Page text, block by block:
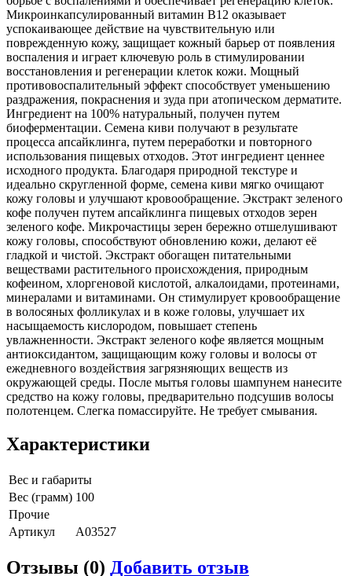
Микроинкапсулированный витамин B12 оказывает
успокаивающее действие на чувствительную или
поврежденную кожу, защищает кожный барьер от появления
воспаления и играет ключевую роль в стимулировании
восстановления и регенерации клеток кожи. Мощный
противовоспалительный эффект способствует уменьшению
раздражения, покраснения и зуда при атопическом дерматите.
Ингредиент на 100% натуральный, получен путем
биоферментации. Семена киви получают в результате
процесса апсайклинга, путем переработки и повторного
использования пищевых отходов. Этот ингредиент ценнее
исходного продукта. Благодаря природной текстуре и
идеально скругленной форме, семена киви мягко очищают
кожу головы и улучшают кровообращение. Экстракт зеленого
кофе получен путем апсайклинга пищевых отходов зерен
зеленого кофе. Микрочастицы зерен бережно отшелушивают
кожу головы, способствуют обновлению кожи, делают её
гладкой и чистой. Экстракт обогащен питательными
веществами растительного происхождения, природным
кофеином, хлоргеновой кислотой, алкалоидами, протеинами,
минералами и витаминами. Он стимулирует кровообращение
в волосяных фолликулах и в коже головы, улучшает их
насыщаемость кислородом, повышает степень
увлажненности. Экстракт зеленого кофе является мощным
антиоксидантом, защищающим кожу головы и волосы от
ежедневного воздействия загрязняющих веществ из
окружающей среды. После мытья головы шампунем нанесите
средство на кожу головы, предварительно подсушив волосы
полотенцем. Слегка помассируйте. Не требует смывания.
Характеристики
Вес и габариты
Вес (грамм) 100
Прочие
Артикул
A03527
Отзывы (0) Добавить отзыв